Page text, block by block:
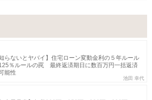
知らないとヤバイ】住宅ローン変動金利の５年ルール
％ルールの罠 最終返済期日に数百万円一括返済
能性
池田 幸代